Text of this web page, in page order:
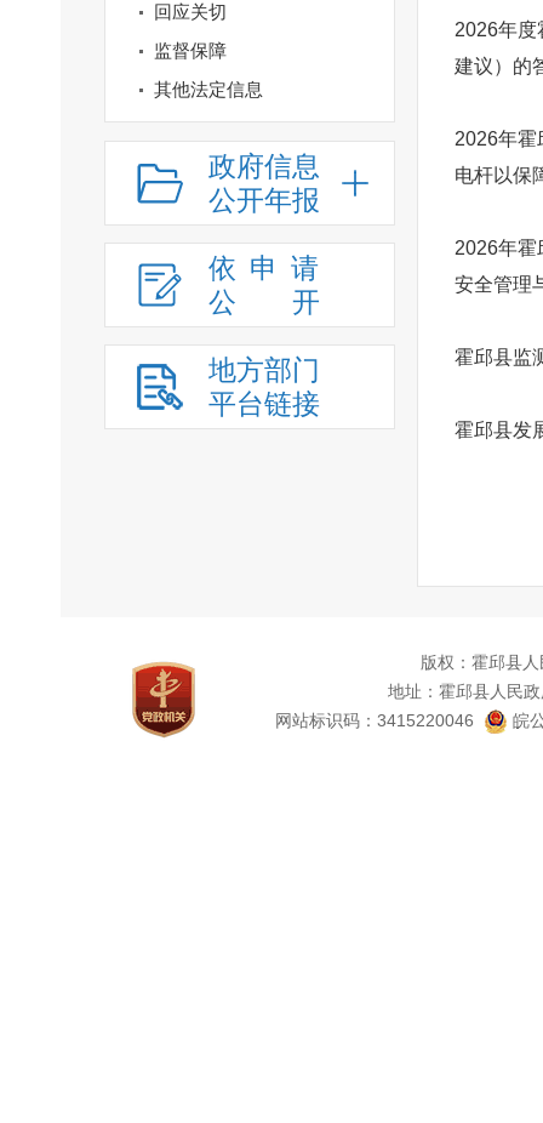
回应关切
监督保障
其他法定信息
政府信息
公开年报
依申请
公
开
地方部门
平台链接
2026年
建议）的
2026年
电杆以保
2026年
安全管理
霍邱县监
霍邱县发
版权：霍邱县
地址：霍邱县人民
网站标识码：3415220046
皖